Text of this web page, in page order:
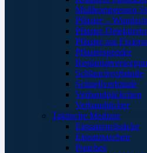
Mullkompressen
Pflaster –
Pflaster
Pflaster zur
Pflasterspender
Schlauchverbände
Schnellverbände
Verbandpäckchen
Verbandtücher
Taktische Medizin
Einsatzrucksäcke
Einsatztaschen
Pouches